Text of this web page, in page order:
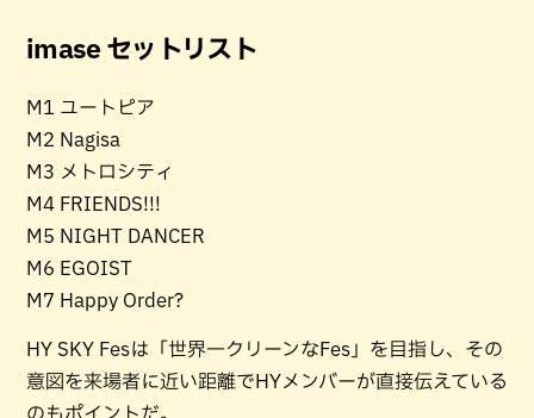
imase セットリスト
M1 ユートピア
M2 Nagisa
M3 メトロシティ
M4 FRIENDS!!!
M5 NIGHT DANCER
M6 EGOIST
M7 Happy Order?
HY SKY Fesは「世界一クリーンなFes」を目指し、その
意図を来場者に近い距離でHYメンバーが直接伝えている
のもポイントだ。